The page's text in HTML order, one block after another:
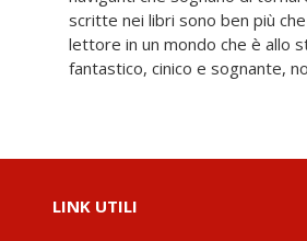
fantastico, cinico e sognante,
LINK UTILI